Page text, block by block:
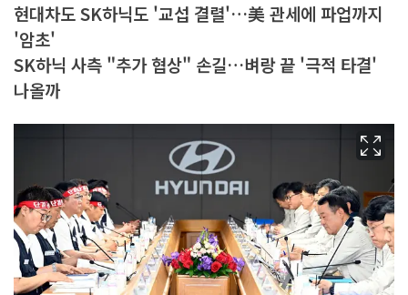
현대차도 SK하닉도 '교섭 결렬'…美 관세에 파업까지
'암초'
SK하닉 사측 "추가 협상" 손길…벼랑 끝 '극적 타결'
나올까